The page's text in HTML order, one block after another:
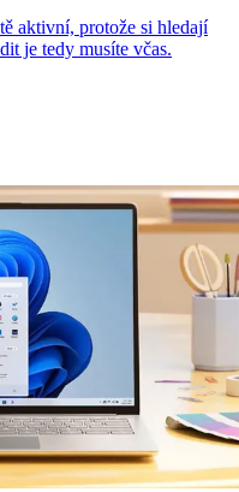
aktivní, protože si hledají
je tedy musíte včas.